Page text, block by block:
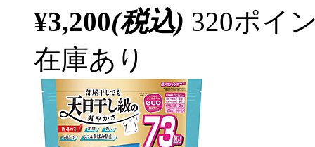
¥3,200(税込) 320ポイ
在庫あり